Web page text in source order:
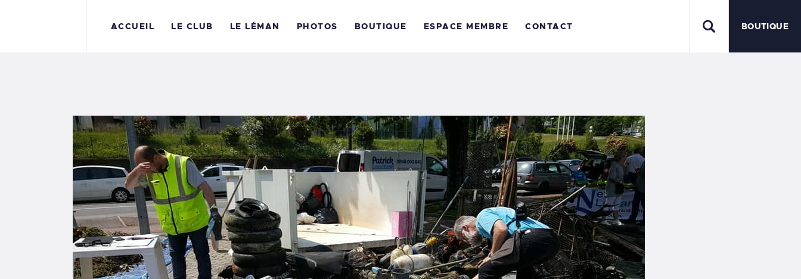
ACCUEIL LE CLUB LE LÉMAN PHOTOS BOUTIQUE ESPACE MEMBRE CONTACT BOUTIQUE
ACCUEIL
PHOTOS
BOUTIQUE
ESPACE MEMBRE
CONTACT